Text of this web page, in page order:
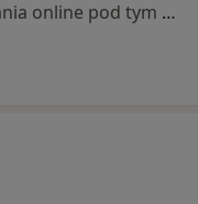
Specjalista nie oferuje umawiania online pod tym adresem.